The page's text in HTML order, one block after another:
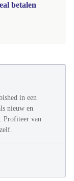
betalen
in een
nieuw en
Profiteer van